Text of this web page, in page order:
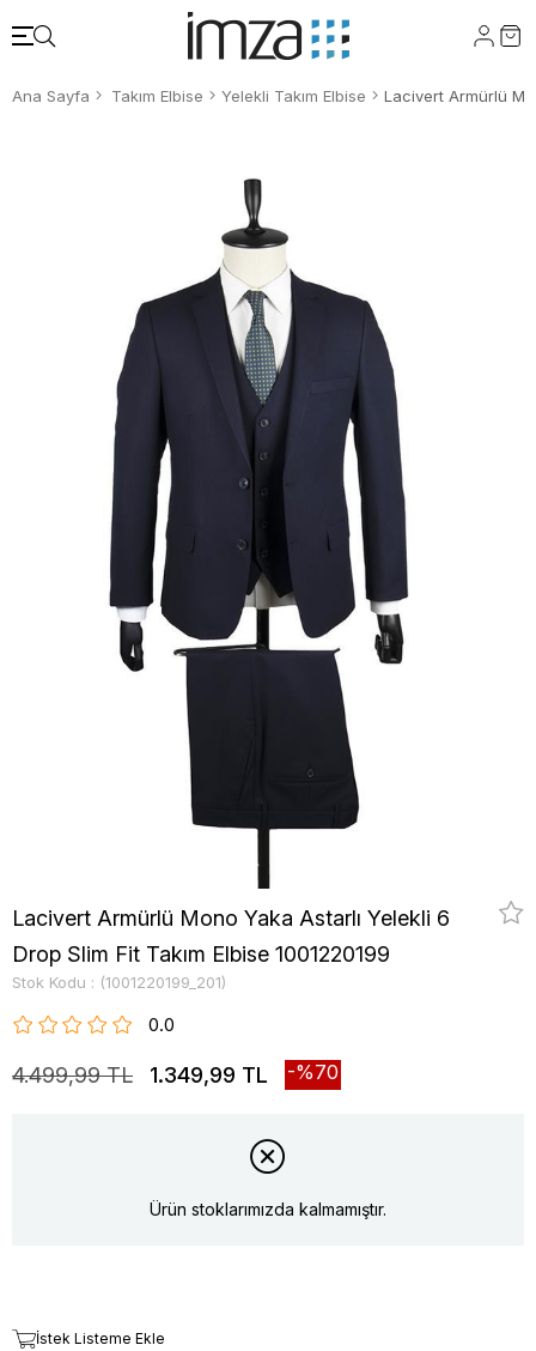
Ana Sayfa Takım Elbise Yelekli Takım Elbise
Lacivert Armürlü Mono Yaka Astarlı Yelekli 6
Drop Slim Fit Takım Elbise 1001220199
Stok Kodu (1001220199_201)
0.0
4.499,99 TL 1.349,99 TL 70
Ürün stoklarımızda kalmamıştır.
İstek Listeme Ekle